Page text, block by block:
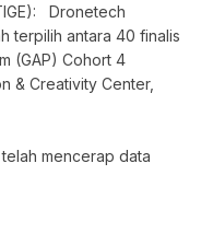
Dronetech
terpilih antara 40 finalis
(GAP) Cohort 4
& Creativity Center,
mencerap data